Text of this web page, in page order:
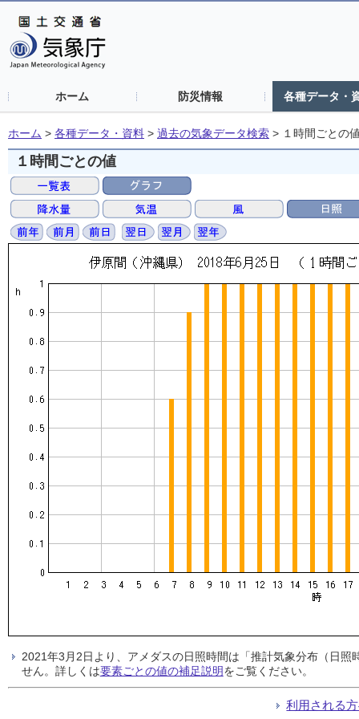
ホーム 防災情報 各種データ・
ホーム > 各種データ・資料 > 過去の気象データ検索 > １時間ごとの
１時間ごとの値
2021年3月2日より、アメダスの日照時間は「推計気象分布（日
せん。詳しくは要素ごとの値の補足説明をご覧ください。
利用される